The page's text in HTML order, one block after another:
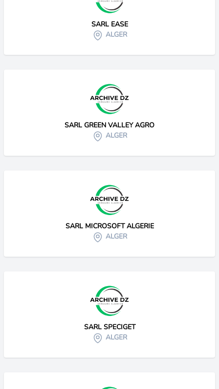
SARL EASE
ALGER
SARL GREEN VALLEY AGRO
ALGER
SARL MICROSOFT ALGERIE
ALGER
SARL SPECIGET
ALGER